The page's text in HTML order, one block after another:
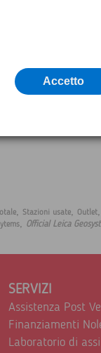
, Stazioni usate, Outlet
, Official Leica
SERVIZI
Assistenza Post
Finanziamenti
Laboratorio di
Accetto